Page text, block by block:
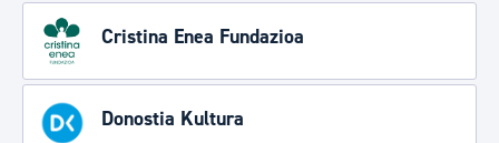
Cristina Enea Fundazioa
Donostia Kultura